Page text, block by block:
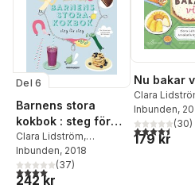
Del 6
Barnens stora
kokbok : steg för
steg
Clara Lidström,
Annakarin Nyberg
Inbunden, 2018
4,0utav 5 stjärnor. Totalt antal röster:
(37)
242 kr
Nu bakar
Clara
Annakarin
Inbunden,
4,5utav 5(30)
179 kr